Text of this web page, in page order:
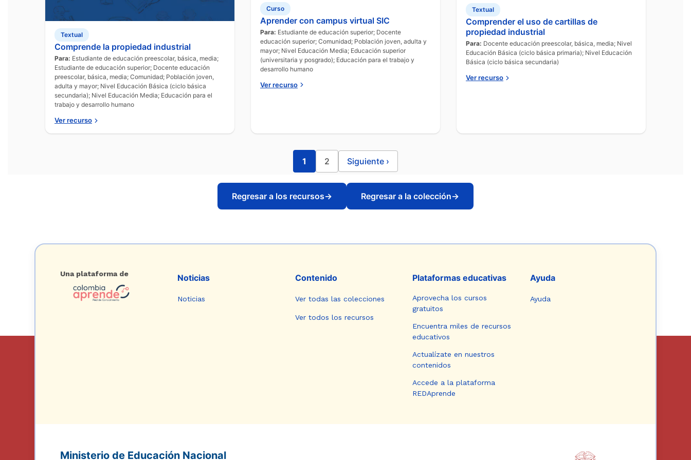
Textual
Comprende la propiedad industrial
Para: Estudiante de educación preescolar, básica, media;
Estudiante de educación superior; Docente educación
preescolar, básica, media; Comunidad; Población joven,
adulta y mayor; Nivel Educación Básica (ciclo básica
secundaria); Nivel Educación Media; Educación para el
trabajo y desarrollo humano
Ver recurso
Curso
Aprender con campus virtual SIC
Para: Estudiante de educación superior; Docente
educación superior; Comunidad; Población joven, adulta y
mayor; Nivel Educación Media; Educación superior
(universitaria y posgrado); Educación para el trabajo y
desarrollo humano
Ver recurso
Textual
Comprender el uso de cartillas de
propiedad industrial
Para: Docente educación preescolar, básica, media; Nivel
Educación Básica (ciclo básica primaria); Nivel Educación
Básica (ciclo básica secundaria)
Ver recurso
1 2 Siguiente ›
Regresar a los recursos→ Regresar a la colección→
Una plataforma de Noticias
Noticias
Contenido
Ver todas las colecciones
Ver todos los recursos
Plataformas educativas
Aprovecha los cursos
gratuitos
Encuentra miles de recursos
educativos
Actualízate en nuestros
contenidos
Accede a la plataforma
REDAprende
Ayuda
Ayuda
Ministerio de Educación Nacional